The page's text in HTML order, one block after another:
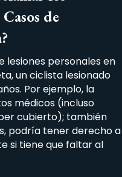
de
lesiones personales en
un ciclista lesionado
Por ejemplo, la
médicos (incluso
cubierto); también
podría tener derecho a
si tiene que faltar al